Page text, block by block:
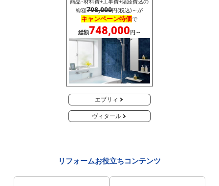
商品･材料費+工事費+諸経費込の
総額798,000円(税込)～が
キャンペーン特価で
総額748,000 円～
エブリィ
ヴィタール
リフォームお役立ちコンテンツ